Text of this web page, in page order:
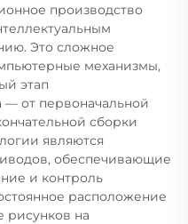
производство
Это сложное
механизмы,
этап
— от первоначальной
сборки
являются
обеспечивающие
и контроль
расположение
рисунков на